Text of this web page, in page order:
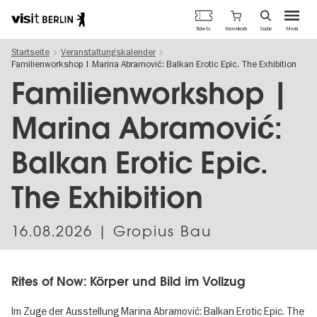
zum
Inhalt
Berlins
offizielles
Tourismusportal
Menü
Tickets Warenkorb Suche
Startseite
Veranstaltungskalender
Familienworkshop | Marina Abramović: Balkan Erotic Epic. The Exhibition
Familienworkshop |
Marina Abramović:
Balkan Erotic Epic.
The Exhibition
16.08.2026 | Gropius Bau
Rites of Now: Körper und Bild im Vollzug
Im Zuge der Ausstellung Marina Abramović: Balkan Erotic Epic. The